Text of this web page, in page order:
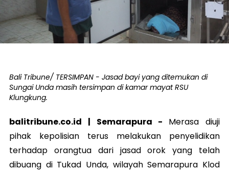
Bali Tribune/ TERSIMPAN - Jasad bayi yang ditemukan di
Sungai Unda masih tersimpan di kamar mayat RSU
Klungkung.
balitribune.co.id | Semarapura - Merasa diuji
pihak kepolisian terus melakukan penyelidikan
terhadap orangtua dari jasad orok yang telah
dibuang di Tukad Unda, wilayah Semarapura Klod